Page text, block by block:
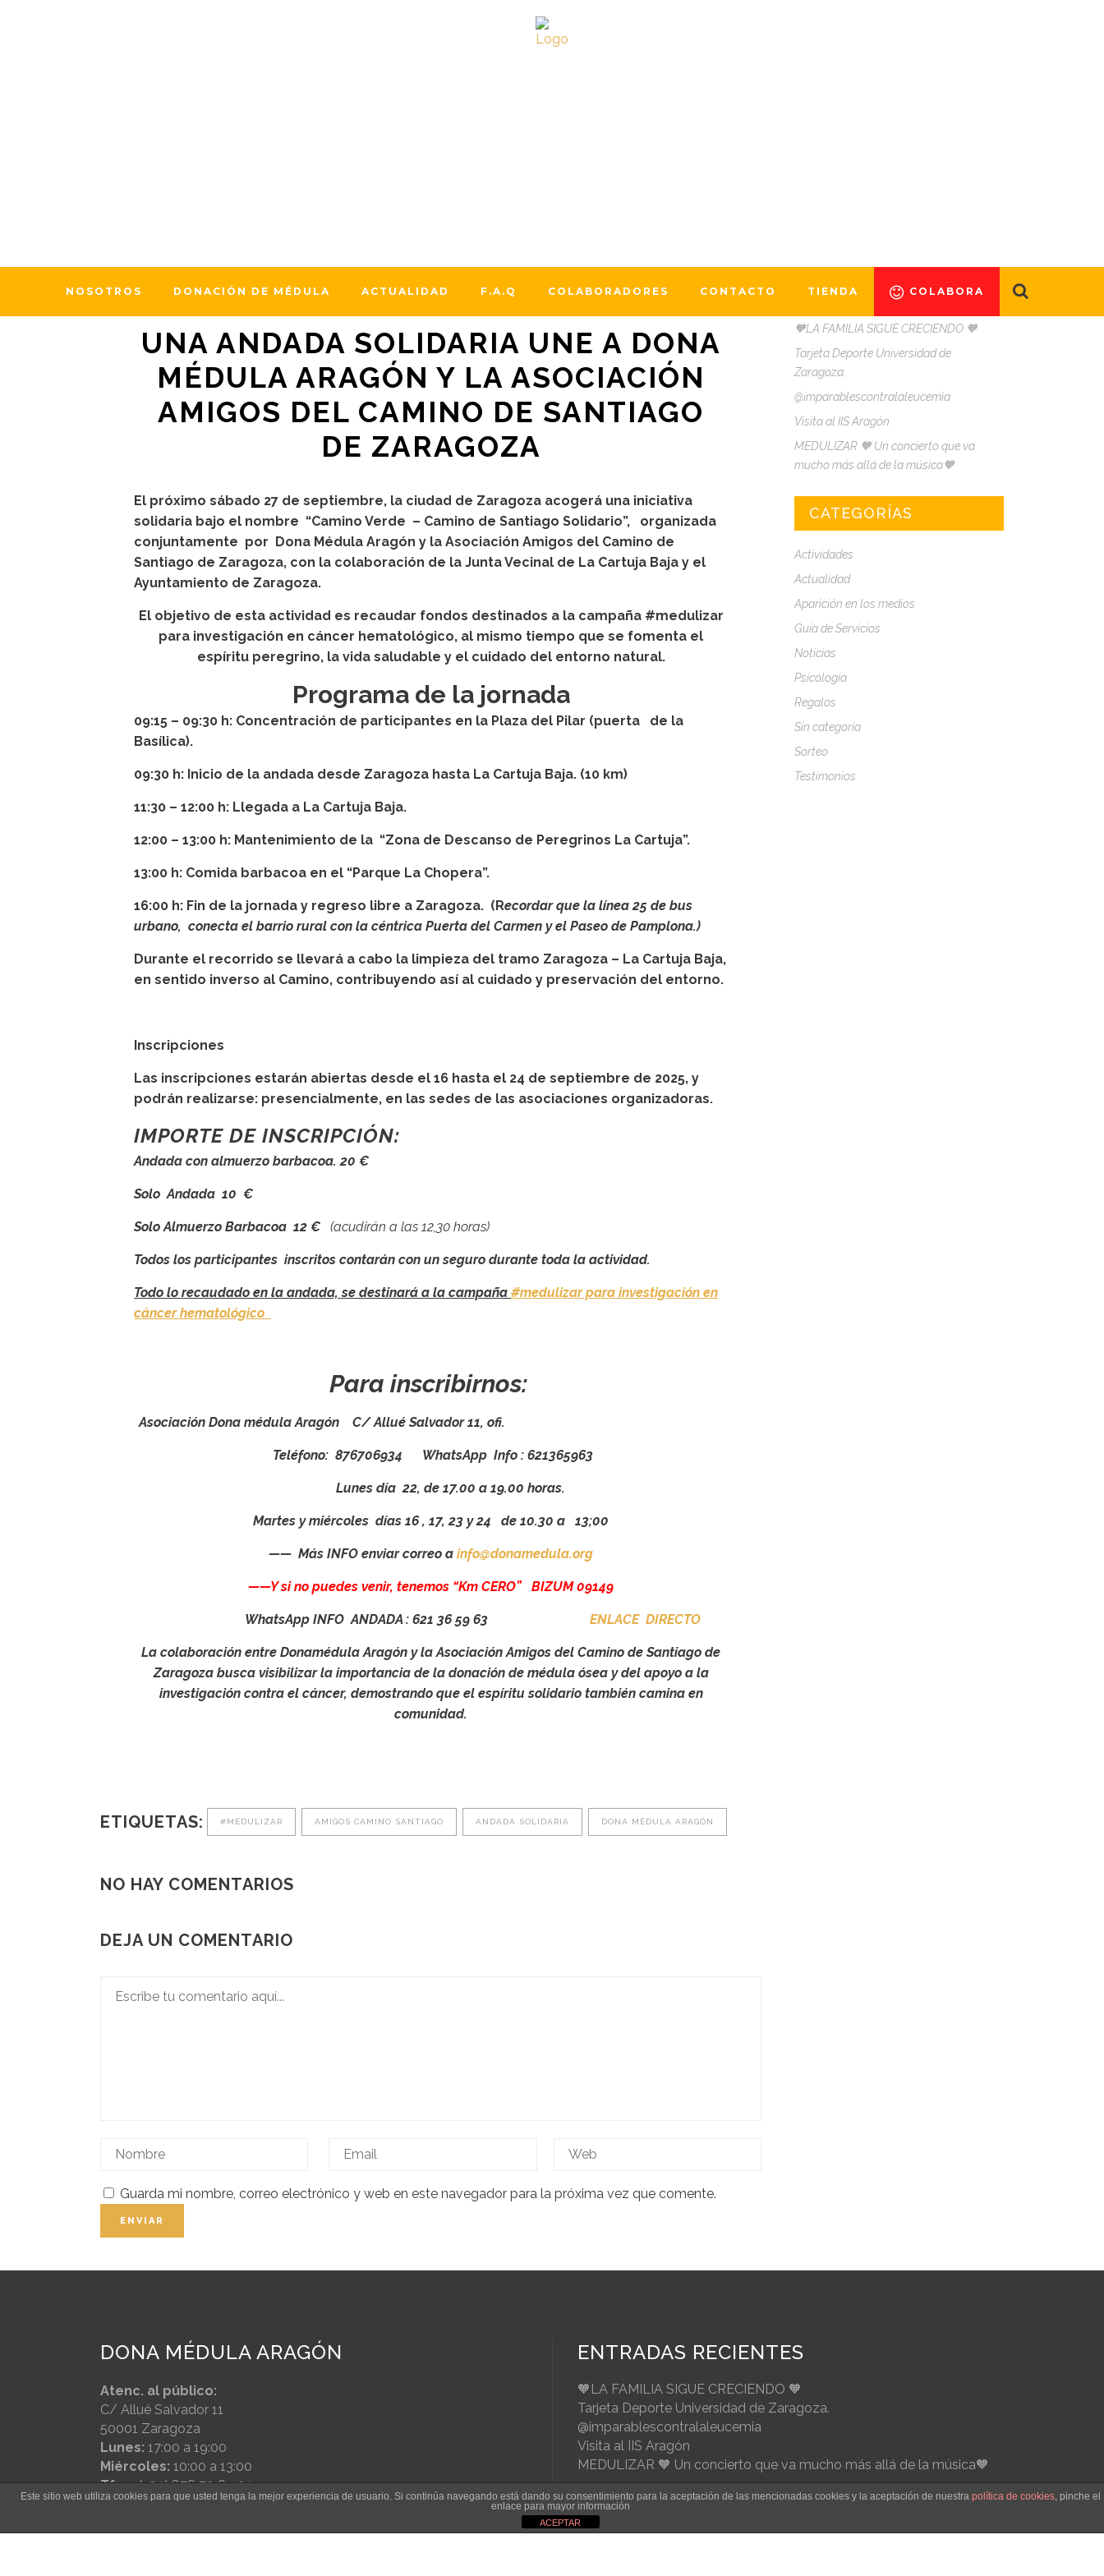
NOSOTROS DONACIÓN DE MÉDULA ACTUALIDAD F.A.Q COLABORADORES CONTACTO TIENDA COLABORA
“CAMINO DE SANTIAGO SOLIDARIO”
UNA ANDADA SOLIDARIA UNE A DONA
MÉDULA ARAGÓN Y LA ASOCIACIÓN
AMIGOS DEL CAMINO DE SANTIAGO
DE ZARAGOZA
El próximo sábado 27 de septiembre, la ciudad de Zaragoza acogerá una iniciativa
solidaria bajo el nombre “Camino Verde – Camino de Santiago Solidario”, organizada
conjuntamente por Dona Médula Aragón y la Asociación Amigos del Camino de
Santiago de Zaragoza, con la colaboración de la Junta Vecinal de La Cartuja Baja y el
Ayuntamiento de Zaragoza.
El objetivo de esta actividad es recaudar fondos destinados a la campaña #medulizar
para investigación en cáncer hematológico, al mismo tiempo que se fomenta el
espíritu peregrino, la vida saludable y el cuidado del entorno natural.
Programa de la jornada
09:15 – 09:30 h: Concentración de participantes en la Plaza del Pilar (puerta de la
Basílica).
09:30 h: Inicio de la andada desde Zaragoza hasta La Cartuja Baja. (10 km)
11:30 – 12:00 h: Llegada a La Cartuja Baja.
12:00 – 13:00 h: Mantenimiento de la “Zona de Descanso de Peregrinos La Cartuja”.
13:00 h: Comida barbacoa en el “Parque La Chopera”.
16:00 h: Fin de la jornada y regreso libre a Zaragoza. (Recordar que la línea 25 de bus
urbano, conecta el barrio rural con la céntrica Puerta del Carmen y el Paseo de Pamplona.)
Durante el recorrido se llevará a cabo la limpieza del tramo Zaragoza – La Cartuja Baja,
en sentido inverso al Camino, contribuyendo así al cuidado y preservación del entorno.
Inscripciones
Las inscripciones estarán abiertas desde el 16 hasta el 24 de septiembre de 2025, y
podrán realizarse: presencialmente, en las sedes de las asociaciones organizadoras.
IMPORTE DE INSCRIPCIÓN:
Andada con almuerzo barbacoa. 20 €
Solo Andada 10 €
Solo Almuerzo Barbacoa 12 € (acudirán a las 12,30 horas)
Todos los participantes inscritos contarán con un seguro durante toda la actividad.
Todo lo recaudado en la andada, se destinará a la campaña #medulizar para investigación en
cáncer hematológico
Para inscribirnos:
Asociación Dona médula Aragón C/ Allué Salvador 11, ofi.
Teléfono: 876706934 WhatsApp Info : 621365963
Lunes día 22, de 17.00 a 19.00 horas.
Martes y miércoles días 16 , 17, 23 y 24 de 10.30 a 13;00
—— Más INFO enviar correo a info@donamedula.org
——Y si no puedes venir, tenemos “Km CERO” BIZUM 09149
WhatsApp INFO ANDADA : 621 36 59 63 ENLACE DIRECTO
La colaboración entre Donamédula Aragón y la Asociación Amigos del Camino de Santiago de
Zaragoza busca visibilizar la importancia de la donación de médula ósea y del apoyo a la
investigación contra el cáncer, demostrando que el espíritu solidario también camina en
comunidad.
ETIQUETAS: #MEDULIZAR AMIGOS CAMINO SANTIAGO ANDADA SOLIDARIA DONA MÉDULA ARAGÓN
NO HAY COMENTARIOS
DEJA UN COMENTARIO
Guarda mi nombre, correo electrónico y web en este navegador para la próxima vez que comente.
ENTRADAS
RECIENTES
🧡LA FAMILIA SIGUE CRECIENDO 🧡
Tarjeta Deporte Universidad de
Zaragoza.
@imparablescontralaleucemia
Visita al IIS Aragón
MEDULIZAR 🧡 Un concierto que va
mucho más allá de la música🧡
CATEGORÍAS
Actividades
Actualidad
Aparición en los medios
Guía de Servicios
Noticias
Psicología
Regalos
Sin categoría
Sorteo
Testimonios
DONA MÉDULA ARAGÓN
Atenc. al público:
C/ Allué Salvador 11
50001 Zaragoza
Lunes: 17:00 a 19:00
Miércoles: 10:00 a 13:00
Tfno:(+34) 876 70 69 34
Email:aragon@donamedula.org
ENTRADAS RECIENTES
🧡LA FAMILIA SIGUE CRECIENDO 🧡
Tarjeta Deporte Universidad de Zaragoza.
@imparablescontralaleucemia
Visita al IIS Aragón
MEDULIZAR 🧡 Un concierto que va mucho más allá de la música🧡
Este sitio web utiliza cookies para que usted tenga la mejor experiencia de usuario. Si continúa navegando está dando su consentimiento para la aceptación de las mencionadas cookies y la aceptación de nuestra política de cookies, pinche el
enlace para mayor información
ACEPTAR